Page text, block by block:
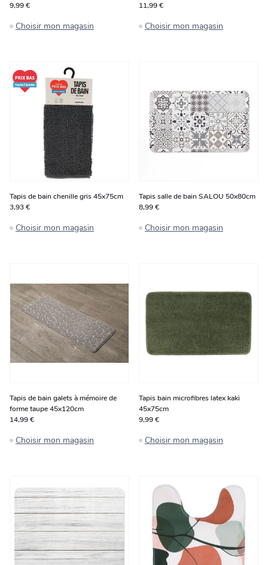
9,99 €
Choisir mon magasin
11,99 €
Choisir mon magasin
Tapis de bain chenille gris 45x75cm
3,93 €
Choisir mon magasin
Tapis salle de bain SALOU 50x80cm
8,99 €
Choisir mon magasin
Tapis de bain galets à mémoire de
forme taupe 45x120cm
14,99 €
Choisir mon magasin
Tapis bain microfibres latex kaki
45x75cm
9,99 €
Choisir mon magasin